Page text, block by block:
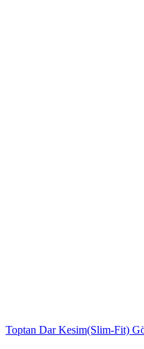
Toptan Dar Kesim(Slim-Fit)